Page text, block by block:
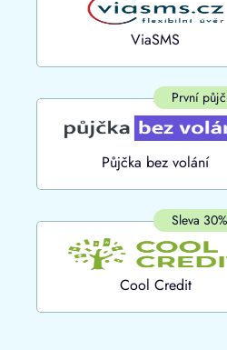
Do
ViaSMS
První
Půjčka bez volání
Sleva
Cool Credit